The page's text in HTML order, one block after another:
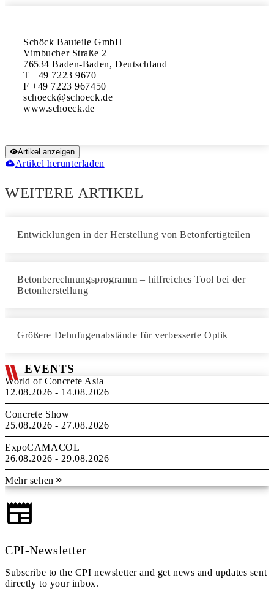
Schöck Bauteile GmbH
Vimbucher Straße 2
76534 Baden-Baden, Deutschland
T +49 7223 9670
F +49 7223 967450
schoeck@schoeck.de
www.schoeck.de
Artikel anzeigen
Artikel herunterladen
WEITERE ARTIKEL
Entwicklungen in der Herstellung von Betonfertigteilen
Betonberechnungsprogramm – hilfreiches Tool bei der
Betonherstellung
Größere Dehnfugenabstände für verbesserte Optik
EVENTS
World of Concrete Asia
12.08.2026 - 14.08.2026
Concrete Show
25.08.2026 - 27.08.2026
ExpoCAMACOL
26.08.2026 - 29.08.2026
Mehr sehen
CPI-Newsletter
Subscribe to the CPI newsletter and get news and updates sent
directly to your inbox.